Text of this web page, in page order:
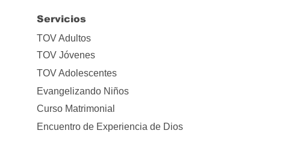
Servicios
TOV Adultos
TOV Jóvenes
TOV Adolescentes
Evangelizando Niños
Curso Matrimonial
Encuentro de Experiencia de Dios